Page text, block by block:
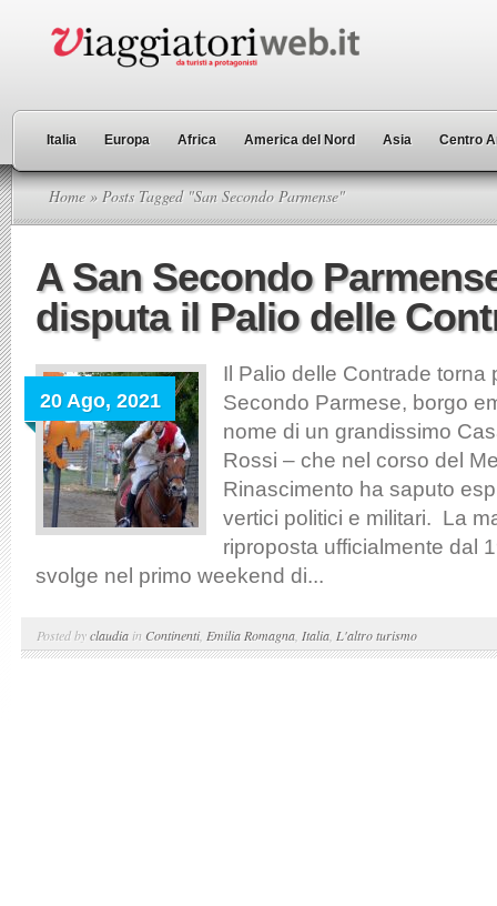
Italia Europa Africa America del Nord Asia Centro
Home » Posts Tagged "San Secondo Parmense"
A San Secondo
disputa il Palio delle
20 Ago, 2021
Il Palio delle Contrade torna
Secondo Parmese, borgo
nome di un grandissimo
Rossi – che nel corso del
Rinascimento ha saputo
vertici politici e militari. La
riproposta ufficialmente dal
svolge nel primo weekend di...
Posted byclaudia in Continenti, Emilia Romagna Italia L'altro turismo